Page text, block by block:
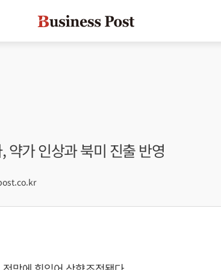
약가 인상과 북미 진출 반영